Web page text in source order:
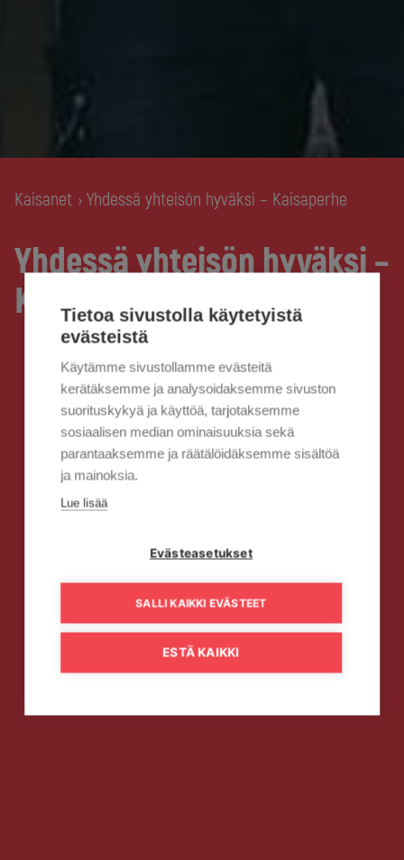
Kaisanet › Yhdessä yhteisön hyväksi – Kaisaperhe
Yhdessä yhteisön hyväksi –
Kaisaperhe
Tietoa sivustolla käytetyistä
evästeistä
Käytämme sivustollamme evästeitä
kerätäksemme ja analysoidaksemme sivuston
suorituskykyä ja käyttöä, tarjotaksemme
sosiaalisen median ominaisuuksia sekä
parantaaksemme ja räätälöidäksemme sisältöä
ja mainoksia.
Lue lisää
Evästeasetukset
SALLI KAIKKI EVÄSTEET
ESTÄ KAIKKI